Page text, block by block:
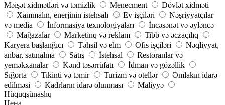
Məişət xidmətləri və təmizlik
Menecment
Dövlət xidməti
Xammalın, enerjinin istehsalı
Ev işçiləri
Nəşriyyatçılar
və media
İnformasiya texnologiyaları
İncəsənət və əyləncə
Mağazalar
Marketinq və reklam
Tibb və əczaçılıq
Karyera başlanğıcı
Təhsil və elm Ofis işçiləri
Nəqliyyat,
anbar, satınalma
Satış İstehsal
Restoranlar və
yeməkxanalar
Kənd təsərrüfatı
İdman və gözəllik
Sığorta
Tikinti və təmir Turizm və otellər
Əmlakın idarə
edilməsi
Kadrların idarə olunması
Maliyyə
Hüquqşünaslıq
Цена